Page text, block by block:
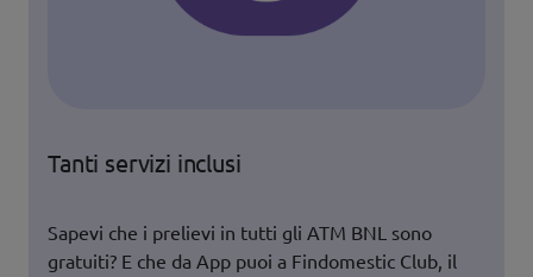
Tanti servizi inclusi
Sapevi che i prelievi in tutti gli ATM BNL sono
gratuiti? E che da App puoi a Findomestic Club, il